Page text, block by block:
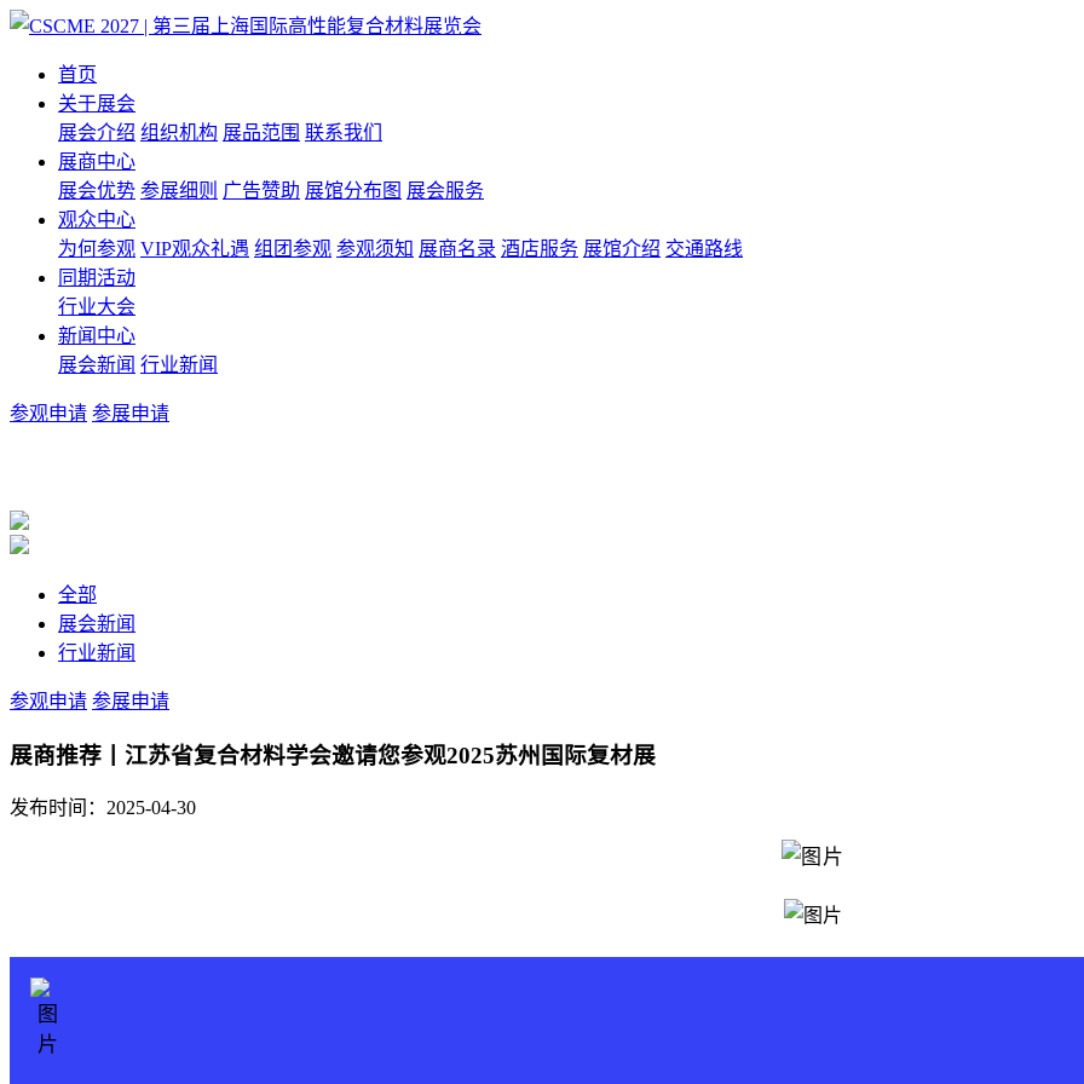
首页
关于展会
展会介绍 组织机构 展品范围 联系我们
展商中心
展会优势 参展细则 广告赞助 展馆分布图 展会服务
观众中心
为何参观 VIP观众礼遇 组团参观 参观须知 展商名录 酒店服务 展馆介绍 交通路线
同期活动
行业大会
新闻中心
展会新闻 行业新闻
参观申请 参展申请
全部
展会新闻
行业新闻
参观申请 参展申请
展商推荐丨江苏省复合材料学会邀请您参观2025苏州国际复材展
发布时间：2025-04-30